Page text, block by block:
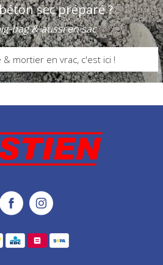
sec préparé ?
bag & aussi en sac
& mortier en vrac, c'est ici !